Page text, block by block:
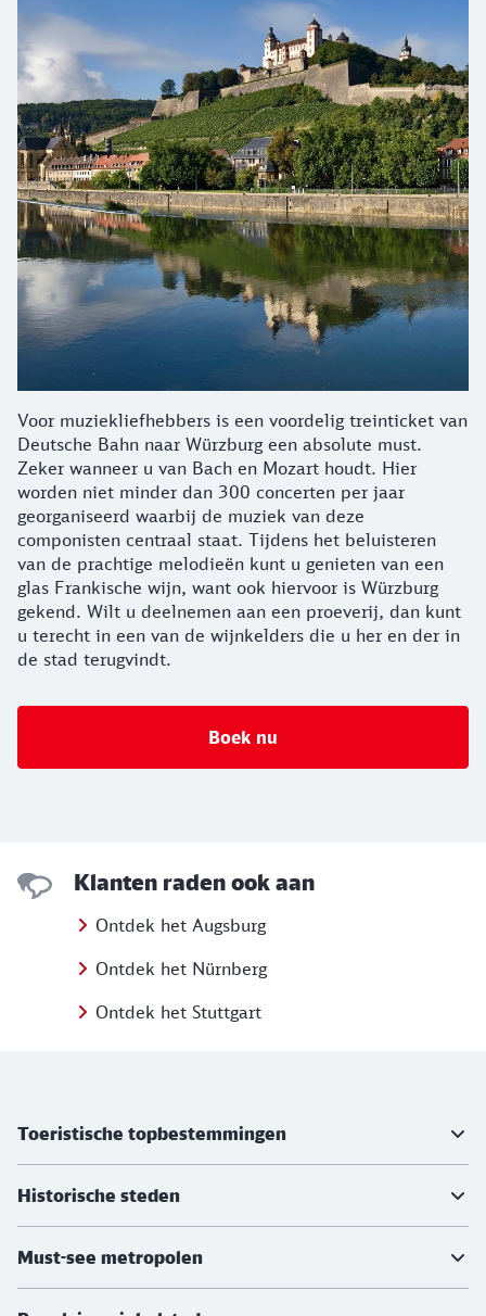
Voor muziekliefhebbers is een voordelig treinticket van
Deutsche Bahn naar Würzburg een absolute must.
Zeker wanneer u van Bach en Mozart houdt. Hier
worden niet minder dan 300 concerten per jaar
georganiseerd waarbij de muziek van deze
componisten centraal staat. Tijdens het beluisteren
van de prachtige melodieën kunt u genieten van een
glas Frankische wijn, want ook hiervoor is Würzburg
gekend. Wilt u deelnemen aan een proeverij, dan kunt
u terecht in een van de wijnkelders die u her en der in
de stad terugvindt.
Boek nu
Klanten raden ook aan
Ontdek het Augsburg
Ontdek het Nürnberg
Ontdek het Stuttgart
Toeristische topbestemmingen
Historische steden
Must-see metropolen